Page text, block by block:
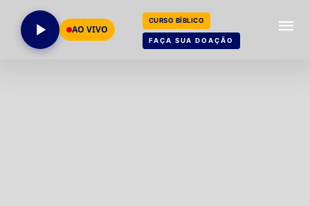
AO VIVO
CURSO BÍBLICO
FAÇA SUA DOAÇÃO